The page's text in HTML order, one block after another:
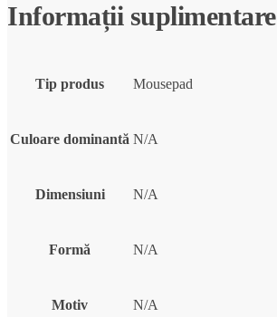
Informații suplimentare
Tip produs Mousepad
Culoare dominantă N/A
Dimensiuni N/A
Formă N/A
Motiv N/A